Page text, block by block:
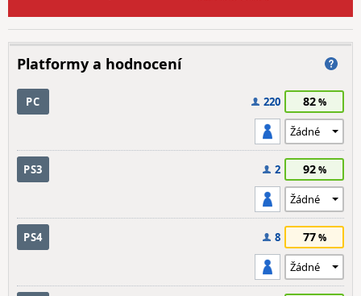
Platformy a hodnocení
PC 220 82
PS3 2 92
PS4 8 77